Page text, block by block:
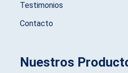
Testimonios
Contacto
Nuestros